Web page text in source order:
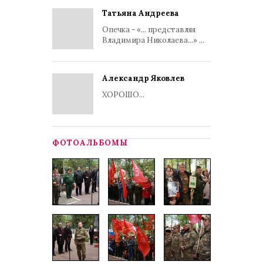
Татьяна Андреева
Опечка - «... представляя
Владимира Николаева...» ...
Александр Яковлев
ХОРОШО...
ФОТОАЛЬБОМЫ